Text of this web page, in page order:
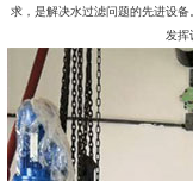
求，是解决水过滤问题的先进设
发挥